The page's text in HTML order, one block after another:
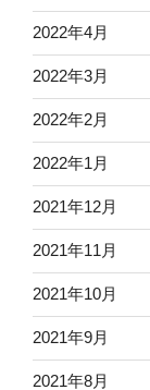
2022年4月
2022年3月
2022年2月
2022年1月
2021年12月
2021年11月
2021年10月
2021年9月
2021年8月